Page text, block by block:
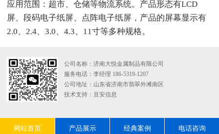
应用范围：超市、仓储等物流系统。产品形态有LCD
屏、段码电子纸屏、点阵电子纸屏，产品的屏幕显示有
2.0、2.4、3.0、4.3、11寸等多种规格。
公司名称：济南大悦金属制品有限公司
服务电话：李经理 186-5319-1207
公司地址：山东省济南市翡翠外滩南区
技术支持： 亘安信息
网站首页 产品展示 经典案例 电话咨询